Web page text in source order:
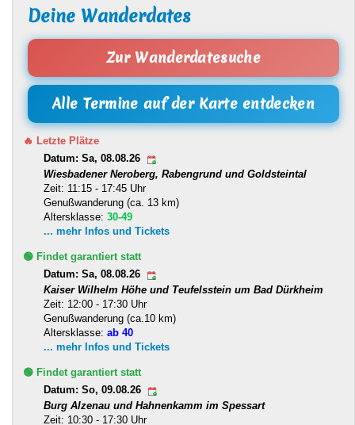
Deine Wanderdates
Zur Wanderdatesuche
Alle Termine auf der Karte entdecken
🔥 Letzte Plätze
Datum: Sa, 08.08.26
Wiesbadener Neroberg, Rabengrund und Goldsteintal
Zeit: 11:15 - 17:45 Uhr
Genußwanderung (ca. 13 km)
Altersklasse: 30-49
... mehr Infos und Tickets
🟢 Findet garantiert statt
Datum: Sa, 08.08.26
Kaiser Wilhelm Höhe und Teufelsstein um Bad Dürkheim
Zeit: 12:00 - 17:30 Uhr
Genußwanderung (ca.10 km)
Altersklasse: ab 40
... mehr Infos und Tickets
🟢 Findet garantiert statt
Datum: So, 09.08.26
Burg Alzenau und Hahnenkamm im Spessart
Zeit: 10:30 - 17:30 Uhr